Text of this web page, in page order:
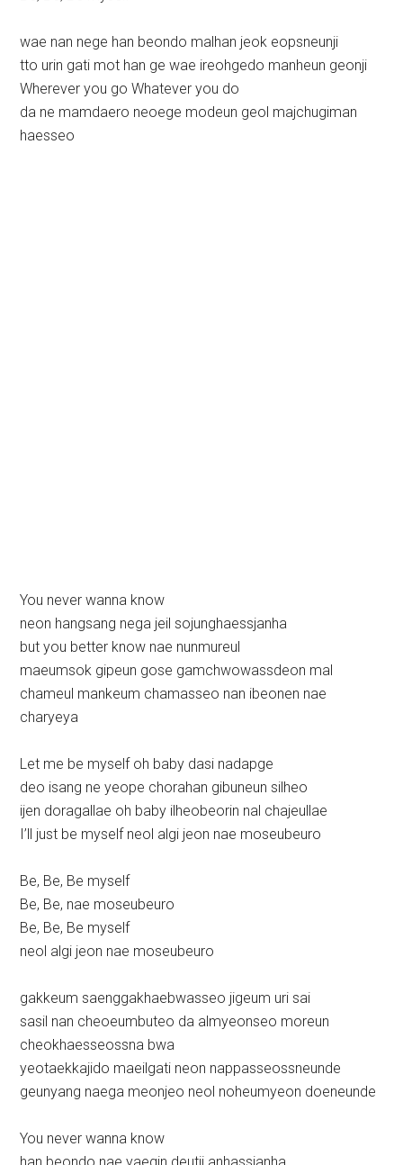
wae nan nege han beondo malhan jeok eopsneunji
tto urin gati mot han ge wae ireohgedo manheun geonji
Wherever you go Whatever you do
da ne mamdaero neoege modeun geol majchugiman
haesseo
You never wanna know
neon hangsang nega jeil sojunghaessjanha
but you better know nae nunmureul
maeumsok gipeun gose gamchwowassdeon mal
chameul mankeum chamasseo nan ibeonen nae
charyeya
Let me be myself oh baby dasi nadapge
deo isang ne yeope chorahan gibuneun silheo
ijen doragallae oh baby ilheobeorin nal chajeullae
I’ll just be myself neol algi jeon nae moseubeuro
Be, Be, Be myself
Be, Be, nae moseubeuro
Be, Be, Be myself
neol algi jeon nae moseubeuro
gakkeum saenggakhaebwasseo jigeum uri sai
sasil nan cheoeumbuteo da almyeonseo moreun
cheokhaesseossna bwa
yeotaekkajido maeilgati neon nappasseossneunde
geunyang naega meonjeo neol noheumyeon doeneunde
You never wanna know